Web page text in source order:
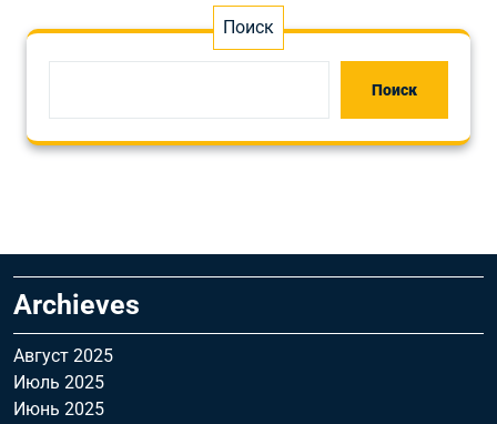
Поиск
Поиск
Archieves
Август 2025
Июль 2025
Июнь 2025